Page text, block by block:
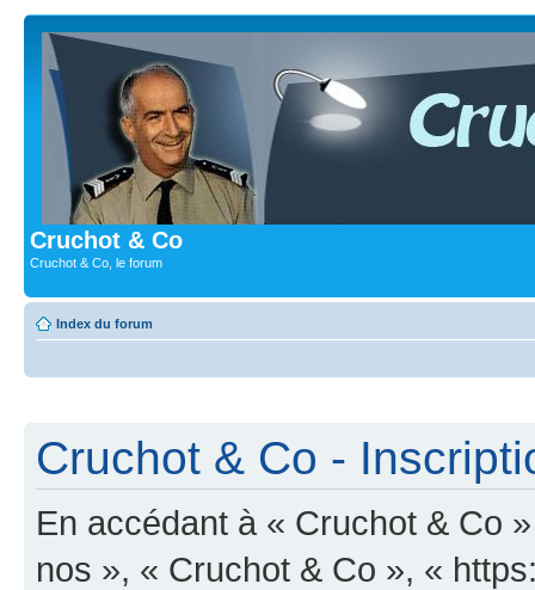
Cruchot & Co
Cruchot & Co, le forum
Index du forum
Cruchot & Co -
En accédant à « Cruchot & Co
nos », « Cruchot & Co », «